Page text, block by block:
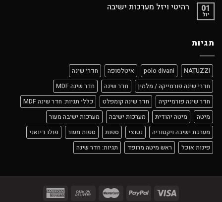
01
יול
רהיטי ויזל מערכות ישיבה
תגיות
NATUZZI
polo divani איטלסופה
חדרי שינה
חדרי שינה פורמייקה / מלמין
חדר שינה
חדר שינה MDF
חדר שינה פורמייקיה
חדר שינה קומפלט
כללי תגיות: חדר שינה MDF
מיטה
מיטה יהודית מערכות ישיבה
מערכות ישיבה מעור
מערכת ישיבה ויקטוריה
נטוצי ספות ספות מעור
פולו דיואני
פינות אוכל
ראש מיטה מרופד תגיות: חדר שינה